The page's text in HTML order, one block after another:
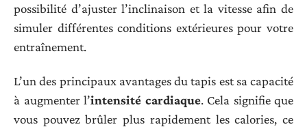
possibilité d’ajuster l’inclinaison et la vitesse afin de
simuler différentes conditions extérieures pour votre
entraînement.
L’un des principaux avantages du tapis est sa capacité
à augmenter l’intensité cardiaque. Cela signifie que
vous pouvez brûler plus rapidement les calories, ce